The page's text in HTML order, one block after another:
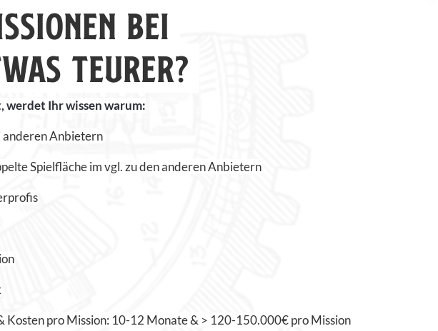
BEI
TEURER?
werdet Ihr wissen warum:
anderen Anbietern
Spielfläche im vgl. zu den anderen Anbietern
Kosten pro Mission: 10-12 Monate & > 120-150.000€ pro Mission